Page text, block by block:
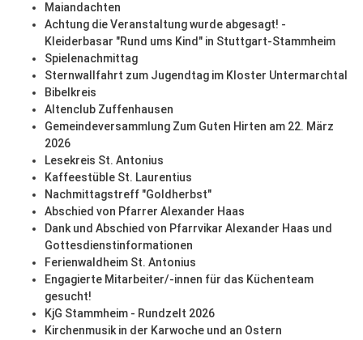
Maiandachten
Achtung die Veranstaltung wurde abgesagt! -
Kleiderbasar "Rund ums Kind" in Stuttgart-Stammheim
Spielenachmittag
Sternwallfahrt zum Jugendtag im Kloster Untermarchtal
Bibelkreis
Altenclub Zuffenhausen
Gemeindeversammlung Zum Guten Hirten am 22. März
2026
Lesekreis St. Antonius
Kaffeestüble St. Laurentius
Nachmittagstreff "Goldherbst"
Abschied von Pfarrer Alexander Haas
Dank und Abschied von Pfarrvikar Alexander Haas und
Gottesdienstinformationen
Ferienwaldheim St. Antonius
Engagierte Mitarbeiter/-innen für das Küchenteam
gesucht!
KjG Stammheim - Rundzelt 2026
Kirchenmusik in der Karwoche und an Ostern